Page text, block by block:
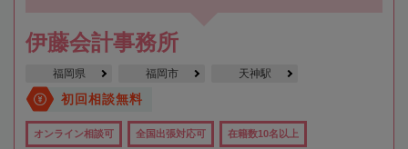
伊藤会計事務所
福岡県 福岡市 天神駅
初回相談無料
オンライン相談可 全国出張対応可 在籍数10名以上